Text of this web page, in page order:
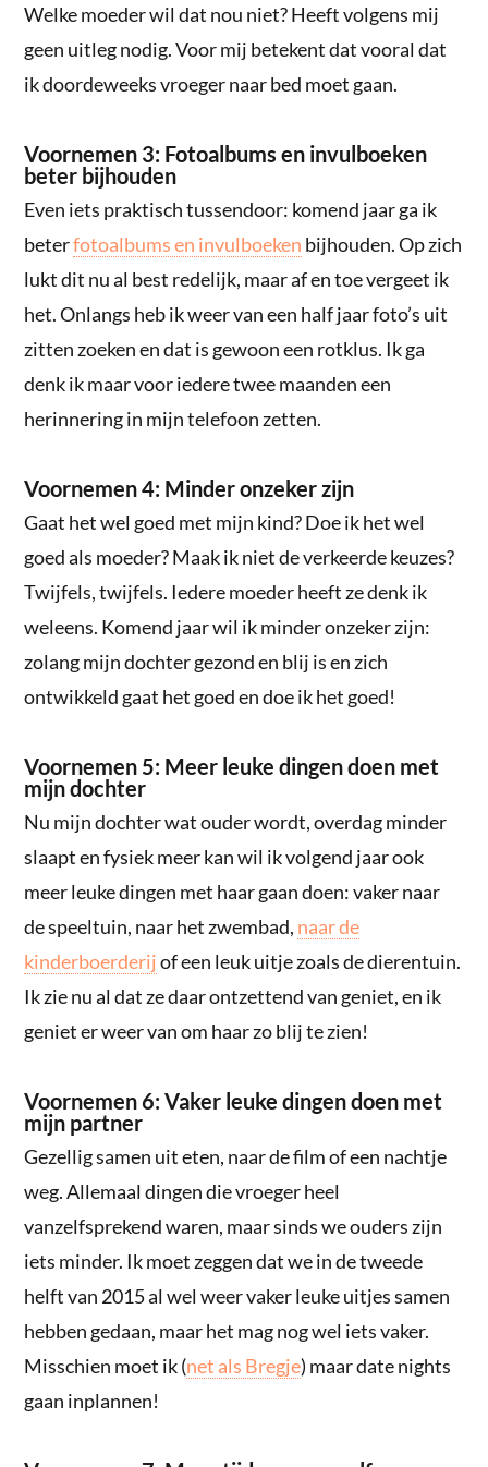
Welke moeder wil dat nou niet? Heeft volgens mij
geen uitleg nodig. Voor mij betekent dat vooral dat
ik doordeweeks vroeger naar bed moet gaan.
Voornemen 3: Fotoalbums en invulboeken
beter bijhouden
Even iets praktisch tussendoor: komend jaar ga ik
beterfotoalbums en invulboeken bijhouden. Op zich
lukt dit nu al best redelijk, maar af en toe vergeet ik
het. Onlangs heb ik weer van een half jaar foto’s uit
zitten zoeken en dat is gewoon een rotklus. Ik ga
denk ik maar voor iedere twee maanden een
herinnering in mijn telefoon zetten.
Voornemen 4: Minder onzeker zijn
Gaat het wel goed met mijn kind? Doe ik het wel
goed als moeder? Maak ik niet de verkeerde keuzes?
Twijfels, twijfels. Iedere moeder heeft ze denk ik
weleens. Komend jaar wil ik minder onzeker zijn:
zolang mijn dochter gezond en blij is en zich
ontwikkeld gaat het goed en doe ik het goed!
Voornemen 5: Meer leuke dingen doen met
mijn dochter
Nu mijn dochter wat ouder wordt, overdag minder
slaapt en fysiek meer kan wil ik volgend jaar ook
meer leuke dingen met haar gaan doen: vaker naar
de speeltuin, naar het zwembad, naar de
kinderboerderijof een leuk uitje zoals de dierentuin.
Ik zie nu al dat ze daar ontzettend van geniet, en ik
geniet er weer van om haar zo blij te zien!
Voornemen 6: Vaker leuke dingen doen met
mijn partner
Gezellig samen uit eten, naar de film of een nachtje
weg. Allemaal dingen die vroeger heel
vanzelfsprekend waren, maar sinds we ouders zijn
iets minder. Ik moet zeggen dat we in de tweede
helft van 2015 al wel weer vaker leuke uitjes samen
hebben gedaan, maar het mag nog wel iets vaker.
Misschien moet ik (net als Bregje) maar date nights
gaan inplannen!